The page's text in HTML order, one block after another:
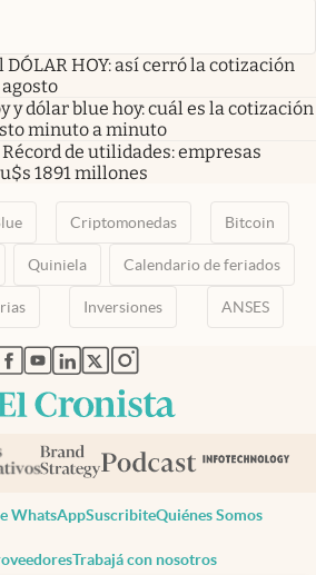
DÓLAR HOY: así cerró la cotización
agosto
y dólar blue hoy: cuál es la cotización
minuto a minuto
Récord de utilidades: empresas
1891 millones
Criptomonedas Bitcoin
Quiniela Calendario de feriados
Inversiones ANSES
abre en nueva pestaña
abre en nueva pestaña
abre en nueva pestaña
abre en nueva pestaña
abre en nueva pestaña
WhatsAppSuscribiteQuiénes Somos
Trabajá con nosotros